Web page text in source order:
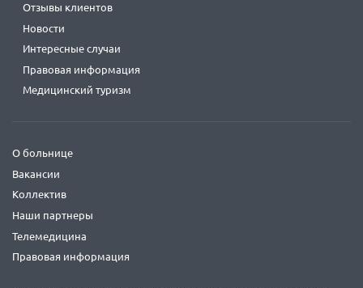
Отзывы клиентов
Новости
Интересные случаи
Правовая информация
Медицинский туризм
О больнице
Вакансии
Коллектив
Наши партнеры
Телемедицина
Правовая информация